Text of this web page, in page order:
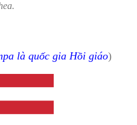
là quốc gia Hồi giáo)